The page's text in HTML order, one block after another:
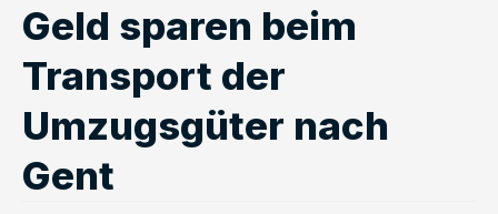
Geld sparen beim
Transport der
Umzugsgüter nach
Gent